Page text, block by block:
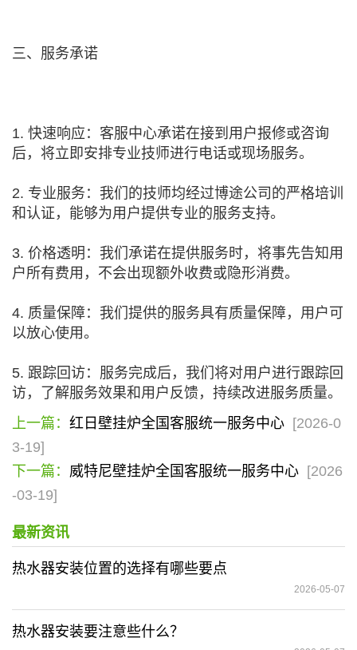
三、服务承诺
1. 快速响应：客服中心承诺在接到用户报修或咨询
后，将立即安排专业技师进行电话或现场服务。
2. 专业服务：我们的技师均经过博途公司的严格培训
和认证，能够为用户提供专业的服务支持。
3. 价格透明：我们承诺在提供服务时，将事先告知用
户所有费用，不会出现额外收费或隐形消费。
4. 质量保障：我们提供的服务具有质量保障，用户可
以放心使用。
5. 跟踪回访：服务完成后，我们将对用户进行跟踪回
访，了解服务效果和用户反馈，持续改进服务质量。
上一篇： 红日壁挂炉全国客服统一服务中心
[2026-0
3-19]
下一篇： 威特尼壁挂炉全国客服统一服务中心
[2026
-03-19]
最新资讯
热水器安装位置的选择有哪些要点
2026-05-07
热水器安装要注意些什么？